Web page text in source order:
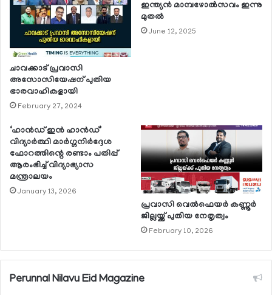
ചാവക്കാട് പ്രവാസി
അസോസിയേഷന് പുതിയ
ഭാരവാഹികളായി
February 27, 2024
ഇന്ത്യന്‍ മാമ്പഴോല്‍സവം ഇന്നു
മുതല്‍
June 12, 2025
‘ഹാന്‍ഡ് ഇന്‍ ഹാന്‍ഡ്’
വിദ്യാര്‍ത്ഥി മാര്‍ഗ്ഗനിര്‍ദ്ദേശ
ഫോറത്തിന്റെ രണ്ടാം പതിപ്പ്
ആരംഭിച്ച് വിദ്യാഭ്യാസ
മന്ത്രാലയം
January 13, 2026
പ്രവാസി വെല്‍ഫെയര്‍ കണ്ണൂര്‍
ജില്ലയ്ക്ക് പുതിയ നേതൃത്വം
February 10, 2026
Perunnal Nilavu Eid Magazine